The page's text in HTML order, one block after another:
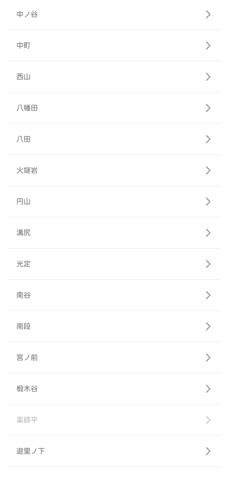
中ノ谷
中町
西山
八幡田
八田
火燧岩
円山
溝尻
光定
南谷
南段
宮ノ前
椴木谷
薬師平
遊里ノ下